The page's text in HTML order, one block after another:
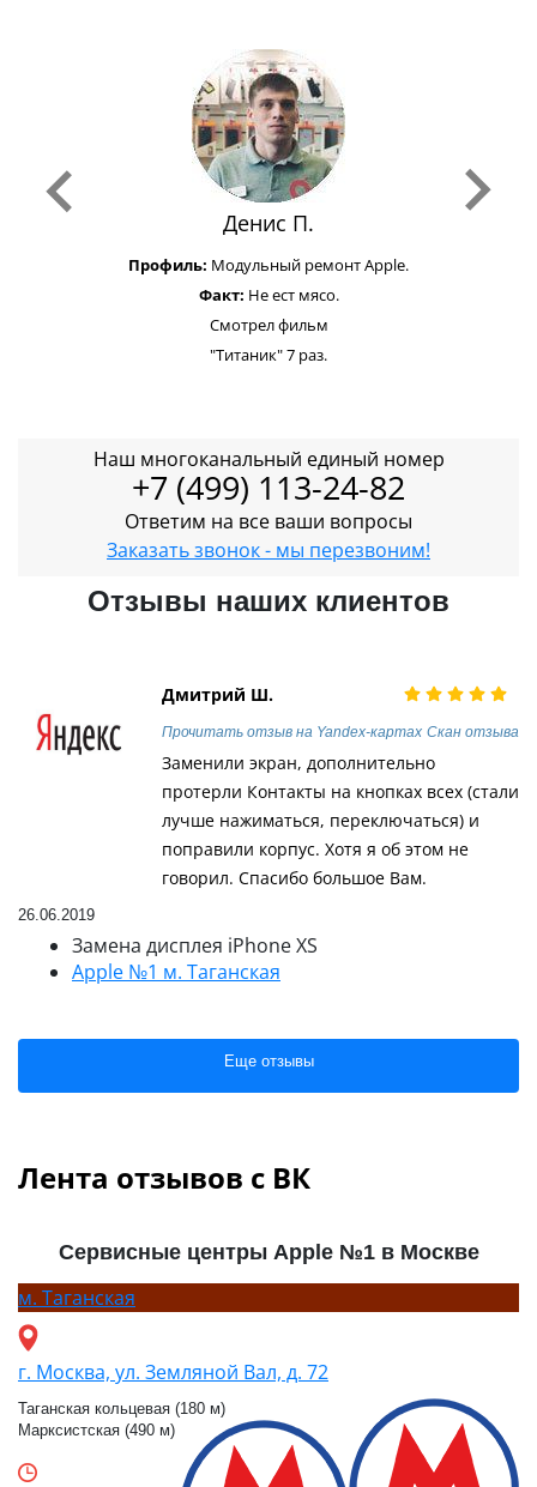
Денис П.
Профиль: Модульный ремонт Apple.
Факт: Не ест мясо.
Смотрел фильм
"Титаник" 7 раз.
Наш многоканальный единый номер
+7 (499) 113-24-82
Ответим на все ваши вопросы
Заказать звонок - мы перезвоним!
Отзывы наших клиентов
Дмитрий Ш.
Прочитать отзыв на Yandex-картах Скан отзыва
Заменили экран, дополнительно
протерли Контакты на кнопках всех (стали
лучше нажиматься, переключаться) и
поправили корпус. Хотя я об этом не
говорил. Спасибо большое Вам.
26.06.2019
Замена дисплея iPhone XS
Apple №1 м. Таганская
Еще отзывы
Лента отзывов с ВК
Сервисные центры Apple №1 в Москве
м. Таганская
г. Москва, ул. Земляной Вал, д. 72
Таганская кольцевая (180 м)
Марксистская (490 м)